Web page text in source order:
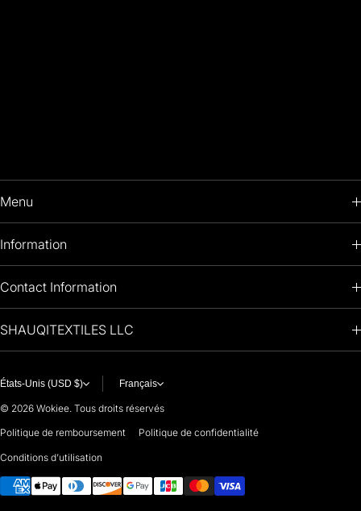
Menu
HOME
OIL PAINTINGS
ARTISTS 🧑‍🎨
Information
RETURNS POLICY
Contact Information
+1 (813) 214-1284
7901 4TH ST N
ST PETERSBURG, FL. US 33702
United States
For any questions or suggestions, feel free to contact us at
info@paintingartprints.com
SHAUQITEXTILES LLC
États-Unis (USD $) Français
© 2026 Wokiee. Tous droits réservés
Politique de remboursement
Politique de confidentialité
Conditions d’utilisation
Moyens de paiement